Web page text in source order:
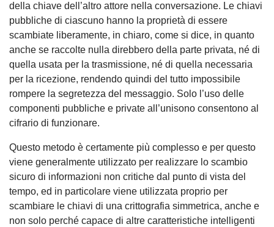
della chiave dell’altro attore nella conversazione. Le chiavi
pubbliche di ciascuno hanno la proprietà di essere
scambiate liberamente, in chiaro, come si dice, in quanto
anche se raccolte nulla direbbero della parte privata, né di
quella usata per la trasmissione, né di quella necessaria
per la ricezione, rendendo quindi del tutto impossibile
rompere la segretezza del messaggio. Solo l’uso delle
componenti pubbliche e private all’unisono consentono al
cifrario di funzionare.
Questo metodo è certamente più complesso e per questo
viene generalmente utilizzato per realizzare lo scambio
sicuro di informazioni non critiche dal punto di vista del
tempo, ed in particolare viene utilizzata proprio per
scambiare le chiavi di una crittografia simmetrica, anche e
non solo perché capace di altre caratteristiche intelligenti